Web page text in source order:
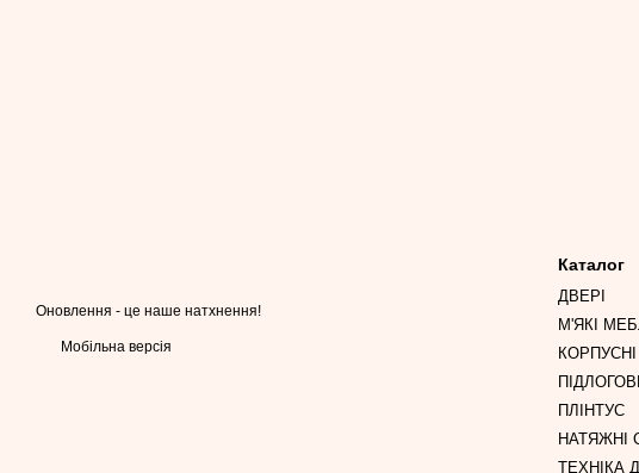
Оновлення - це наше натхнення!
Мобільна версія
Каталог
ДВЕРІ
М'ЯКІ
КОРПУСНІ
ПЛІНТУС
НАТЯЖНІ
ТЕХНІКА